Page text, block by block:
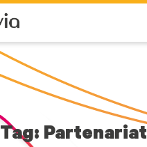
Tag: Partenariat